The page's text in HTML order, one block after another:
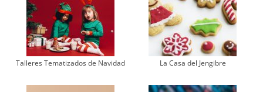
Talleres Tematizados de Navidad La Casa del Jengibre